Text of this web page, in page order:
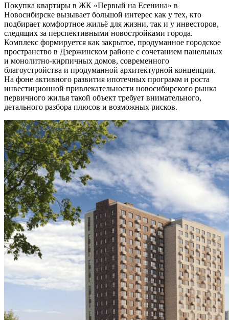
Покупка квартиры в ЖК «Первый на Есенина» в
Новосибирске вызывает большой интерес как у тех, кто
подбирает комфортное жильё для жизни, так и у инвесторов,
следящих за перспективными новостройками города.
Комплекс формируется как закрытое, продуманное городское
пространство в Дзержинском районе с сочетанием панельных
и монолитно-кирпичных домов, современного
благоустройства и продуманной архитектурной концепции.
На фоне активного развития ипотечных программ и роста
инвестиционной привлекательности новосибирского рынка
первичного жилья такой объект требует внимательного,
детального разбора плюсов и возможных рисков.